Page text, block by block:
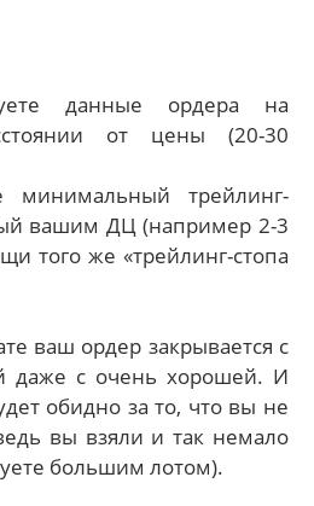
данные ордера на
от цены (20-30
минимальный трейлинг-
вашим ДЦ (например 2-3
того же «трейлинг-стопа
ваш ордер закрывается с
даже с очень хорошей. И
обидно за то, что вы не
вы взяли и так немало
большим лотом).